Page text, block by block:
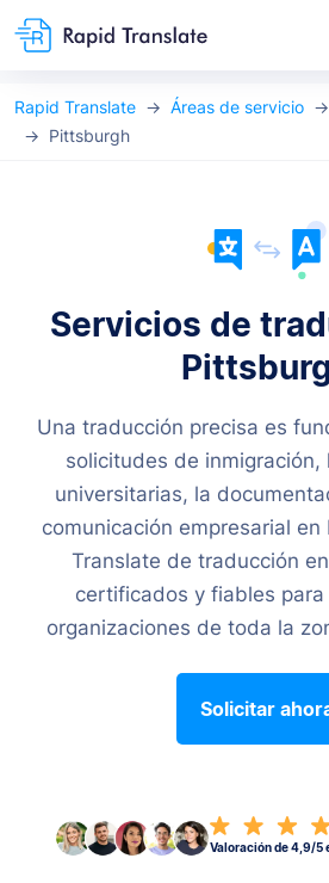
Rapid Translate Áreas de servicio
Pittsburgh
Servicios de
Una traducción precisa es
solicitudes de inmigración,
universitarias, la
comunicación empresarial en
Translate de traducción
certificados y fiables
organizaciones de toda la
Solicitar
Valoración de 4,9/5